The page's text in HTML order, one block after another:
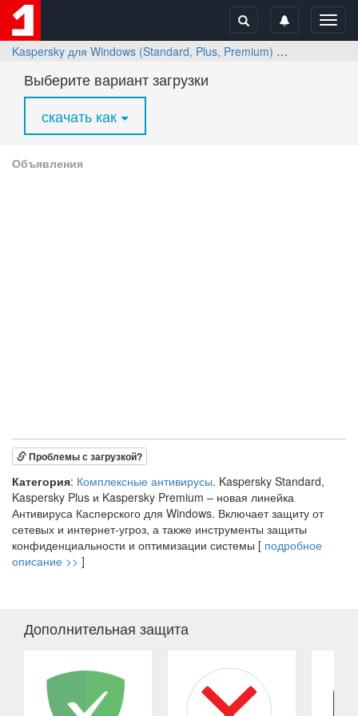
Kaspersky для Windows (Standard, Plus, Premium)
Выберите вариант загрузки
скачать как
Объявления
Проблемы с загрузкой?
Категория: Комплексные антивирусы. Kaspersky Standard,
Kaspersky Plus и Kaspersky Premium – новая линейка
Антивируса Касперского для Windows. Включает защиту от
сетевых и интернет-угроз, а также инструменты защиты
конфиденциальности и оптимизации системы [ подробное
описание >> ]
Дополнительная защита